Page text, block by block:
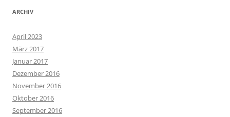
ARCHIV
April 2023
März 2017
Januar 2017
Dezember 2016
November 2016
Oktober 2016
September 2016